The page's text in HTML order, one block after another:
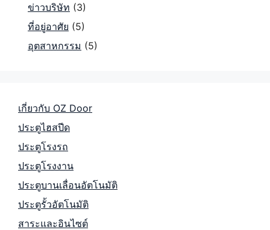
ข่าวบริษัท (3)
ที่อยู่อาศัย (5)
อุตสาหกรรม (5)
เกี่ยวกับ OZ Door
ประตูไฮสปีด
ประตูโรงรถ
ประตูโรงงาน
ประตูบานเลื่อนอัตโนมัติ
ประตูรั้วอัตโนมัติ
สาระและอินไซต์